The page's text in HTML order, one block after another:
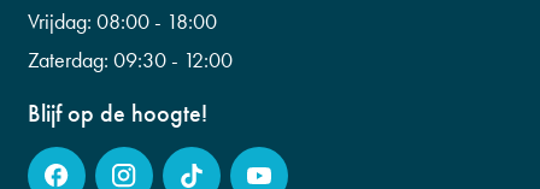
info@fysiogroepwaterland.nl
Vrijdag: 08:00 - 18:00
Zaterdag: 09:30 - 12:00
Blijf op de hoogte!